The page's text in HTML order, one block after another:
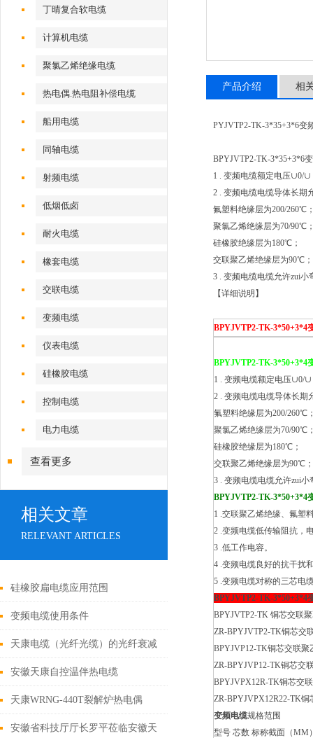
丁晴复合软电缆
计算机电缆
聚氯乙烯绝缘电缆
热电偶.热电阻补偿电缆
船用电缆
同轴电缆
射频电缆
低烟低卤
耐火电缆
橡套电缆
交联电缆
变频电缆
仪表电缆
硅橡胶电缆
控制电缆
电力电缆
查看更多
相关文章
RELEVANT ARTICLES
硅橡胶扁电缆应用范围
变频电缆使用条件
天康电缆（光纤光缆）的光纤衰减
原因
安徽天康自控温伴热电缆
天康WRNG-440T裂解炉热电偶
安徽省科技厅厅长罗平莅临安徽天
产品介绍 相
PYJVTP2-TK-3*35+3*6变
BPYJVTP2-TK-3*35+3*6
1 . 变频电缆额定电压∪0/∪
2 . 变频电缆电缆导体长期
氟塑料绝缘层为200/260℃
聚氯乙烯绝缘层为70/90℃
硅橡胶绝缘层为180℃；
交联聚乙烯绝缘层为90℃；
3 . 变频电缆电缆允许zui小
【详细说明】
BPYJVTP2-TK-3*50+3*4
BPYJVTP2-TK-3*50+3*4
1 . 变频电缆额定电压∪0/
2 . 变频电缆电缆导体长期
氟塑料绝缘层为200/260℃
聚氯乙烯绝缘层为70/90℃
硅橡胶绝缘层为180℃；
交联聚乙烯绝缘层为90℃；
3 . 变频电缆电缆允许zui
BPYJVTP2-TK-3*50+3*4
1 .交联聚乙烯绝缘、氟塑
2 .变频电缆低传输阻抗，
3 .低工作电容。
4 .变频电缆良好的抗干扰
5 .变频电缆对称的三芯电
BPYJVTP2-TK-3*50+3*4
BPYJVTP2-TK 铜芯交联
ZR-BPYJVTP2-TK铜芯交
BPYJVP12-TK铜芯交联
ZR-BPYJVP12-TK铜芯交
BPYJVPX12R-TK铜芯交
ZR-BPYJVPX12R22-TK
变频电缆规格范围
型号 芯数 标称截面（MM